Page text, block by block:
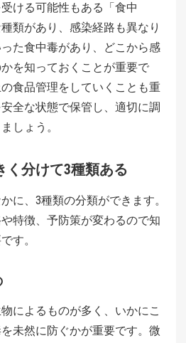
ける可能性もある「食中
類があり、感染経路も異なり
た食中毒があり、どこから感
を知っておくことが重要で
食品管理をしていくことも重
全な状態で保管し、適切に調
しょう。
く分けて3種類ある
に、3種類の分類ができます。
特徴、予防策が変わるので知
す。
によるものが多く、いかにこ
未然に防ぐかが重要です。微